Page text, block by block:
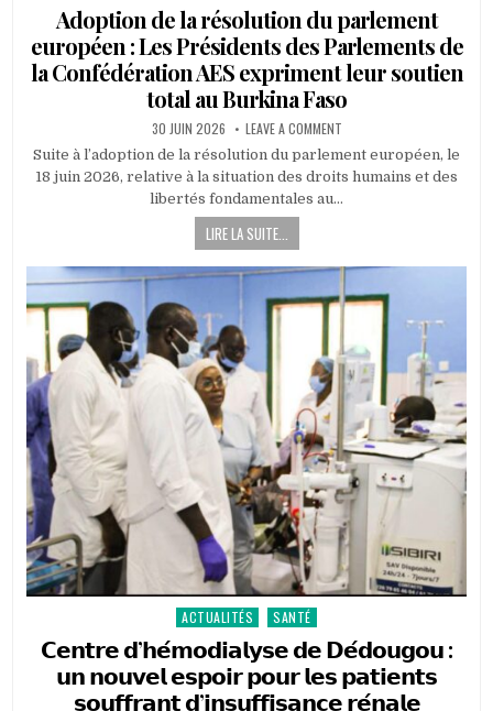
in
Adoption de la résolution du parlement
européen : Les Présidents des Parlements de
la Confédération AES expriment leur soutien
total au Burkina Faso
PUBLISHED
30 JUIN 2026 LEAVE A COMMENTON
DE
LA
RÉSOLUTION
PARLEMENT
DES
PARLEMENTS
DE
LA
CONFÉDÉRATION
EXPRIMENT
LEUR
SOUTIEN
TOTAL
BURKINA
FASO
Suite à l’adoption de la résolution du parlement européen, le
18 juin 2026, relative à la situation des droits humains et des
libertés fondamentales au…
LIRE LA SUITE...
Posted
ACTUALITÉS SANTÉ
𝗖𝗲𝗻𝘁𝗿𝗲 𝗱’𝗵𝗲́𝗺𝗼𝗱𝗶𝗮𝗹𝘆𝘀𝗲 𝗱𝗲 𝗗𝗲́𝗱𝗼𝘂𝗴𝗼𝘂 :
𝘂𝗻 𝗻𝗼𝘂𝘃𝗲𝗹 𝗲𝘀𝗽𝗼𝗶𝗿 𝗽𝗼𝘂𝗿 𝗹𝗲𝘀 𝗽𝗮𝘁𝗶𝗲𝗻𝘁𝘀
𝘀𝗼𝘂𝗳𝗳𝗿𝗮𝗻𝘁 𝗱’𝗶𝗻𝘀𝘂𝗳𝗳𝗶𝘀𝗮𝗻𝗰𝗲 𝗿𝗲́𝗻𝗮𝗹𝗲